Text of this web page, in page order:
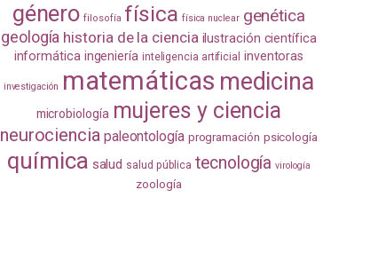
género filosofía física física nuclear genética
geología historia de la ciencia ilustración científica
informática ingeniería inteligencia artificial inventoras
investigación matemáticas medicina
microbiología mujeres y ciencia
neurociencia paleontología programación psicología
química salud salud pública tecnología virología
zoología